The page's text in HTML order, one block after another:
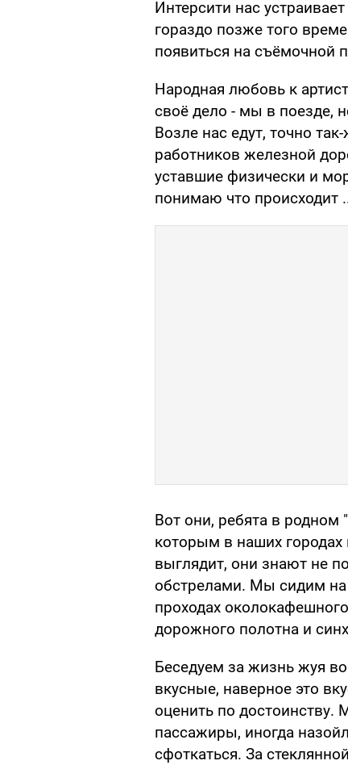
Интерсити нас
гораздо позже того
появиться на съёмочной
Народная любовь к
своё дело - мы в поезде,
Возле нас едут, точно
работников железной
уставшие физически и
понимаю что происходит
Вот они, ребята в родном
которым в наших городах
выглядит, они знают не
обстрелами. Мы сидим на
проходах
дорожного полотна и
Беседуем за жизнь жуя
вкусные, наверное это
оценить по
пассажиры, иногда
сфоткаться. За